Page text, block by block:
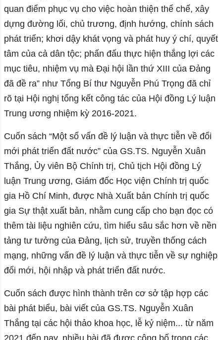
quan điểm phục vụ cho việc hoàn thiện thể chế, xây
dựng đường lối, chủ trương, định hướng, chính sách
phát triển; khơi dậy khát vọng và phát huy ý chí, quyết
tâm của cả dân tộc; phấn đấu thực hiện thắng lợi các
mục tiêu, nhiệm vụ mà Đại hội lần thứ XIII của Đảng
đã đề ra” như Tổng Bí thư Nguyễn Phú Trọng đã chỉ
rõ tại Hội nghị tổng kết công tác của Hội đồng Lý luận
Trung ương nhiệm kỳ 2016-2021.
Cuốn sách “Một số vấn đề lý luận và thực tiễn về đổi
mới phát triển đất nước” của GS.TS. Nguyễn Xuân
Thắng, Ủy viên Bộ Chính trị, Chủ tịch Hội đồng Lý
luận Trung ương, Giám đốc Học viện Chính trị quốc
gia Hồ Chí Minh, được Nhà Xuất bản Chính trị quốc
gia Sự thật xuất bản, nhằm cung cấp cho bạn đọc có
thêm tài liệu nghiên cứu, tìm hiểu sâu sắc hơn về nền
tảng tư tưởng của Đảng, lịch sử, truyền thống cách
mạng, những vấn đề lý luận và thực tiễn về sự nghiệp
đổi mới, hội nhập và phát triển đất nước.
Cuốn sách được hình thành trên cơ sở tập hợp các
bài phát biểu, bài viết của GS.TS. Nguyễn Xuân
Thắng tại các hội thảo khoa học, lễ kỷ niệm... từ năm
2021 đến nay, nhiều bài đã được công bố trong các